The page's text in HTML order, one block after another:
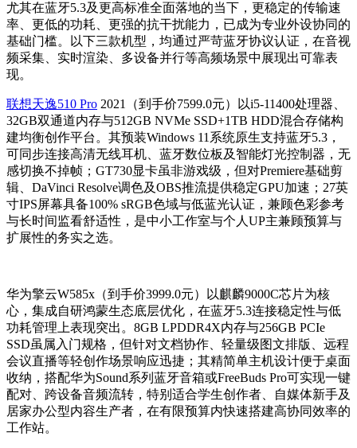
尤其在蓝牙5.3及更高标准全面落地的当下，更稳定的传输速
率、更低的功耗、更强的抗干扰能力，已成为专业外设协同的
基础门槛。以下三款机型，均通过严苛蓝牙协议认证，在音视
频采集、实时渲染、多设备并行等高频场景中展现出可靠表
现。
联想天逸510 Pro 2021（到手价7599.0元）以i5-11400处理器、
32GB双通道内存与512GB NVMe SSD+1TB HDD混合存储构
建均衡创作平台。其预装Windows 11系统原生支持蓝牙5.3，
可同步连接高清无线耳机、蓝牙数位板及智能灯光控制器，无
感切换不掉帧；GT730显卡虽非游戏级，但对Premiere基础剪
辑、DaVinci Resolve调色及OBS推流提供稳定GPU加速；27英
寸IPS屏幕具备100% sRGB色域与低蓝光认证，兼顾色彩参考
与长时间监看舒适性，是中小工作室与个人UP主兼顾预算与
扩展性的务实之选。
华为擎云W585x（到手价3999.0元）以麒麟9000C芯片为核
心，集成自研鸿蒙生态底层优化，在蓝牙5.3连接稳定性与低
功耗管理上表现突出。8GB LPDDR4X内存与256GB PCIe
SSD虽属入门规格，但针对文档协作、轻量级图文排版、远程
会议直播等轻创作场景响应迅捷；其精简单主机设计便于桌面
收纳，搭配华为Sound系列蓝牙音箱或FreeBuds Pro可实现一键
配对、跨设备音频流转，特别适合学生创作者、自媒体新手及
居家办公型内容生产者，在有限预算内快速搭建高协同效率的
工作站。